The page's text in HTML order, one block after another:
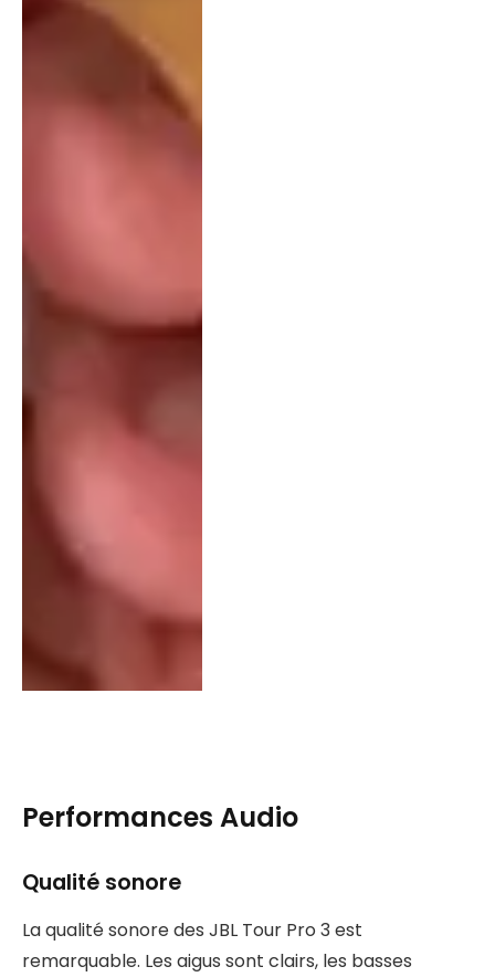
Performances Audio
Qualité sonore
La qualité sonore des JBL Tour Pro 3 est
remarquable. Les aigus sont clairs, les basses